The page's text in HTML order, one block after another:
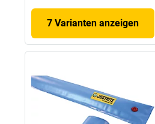
7 Varianten anzeigen